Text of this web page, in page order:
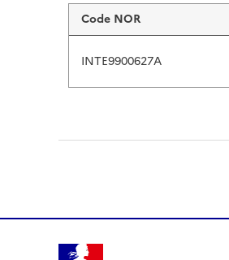
Liste de résultats
Code NOR
INTE9900627A